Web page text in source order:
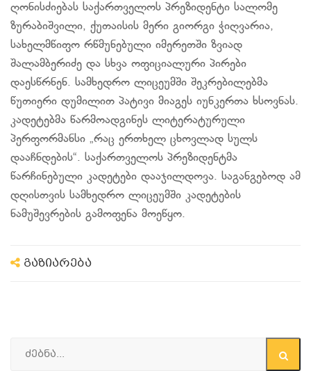
ღონისძიებას საქართველოს პრეზიდენტი სალომე
ზურაბიშვილი, ქუთაისის მერი გიორგი ჭიღვარია,
სახელმწიფო რწმუნებული იმერეთში ზვიად
შალამბერიძე და სხვა ოფიციალური პირები
დაესწრნენ. სამხედრო ლიცეუმში შეკრებილებმა
წუთიერი დუმილით პატივი მიაგეს იუნკერთა ხსოვნას.
კადეტებმა წარმოადგინეს ლიტერატურული
პერფორმანსი „რაც ერთხელ ცხოვლად სულს
დააჩნდების“. საქართველოს პრეზიდენტმა
წარჩინებული კადეტები დააჯილდოვა. საგანგებოდ ამ
დღისთვის სამხედრო ლიცეუმში კადეტების
ნამუშევრების გამოფენა მოეწყო.
გაზიარება